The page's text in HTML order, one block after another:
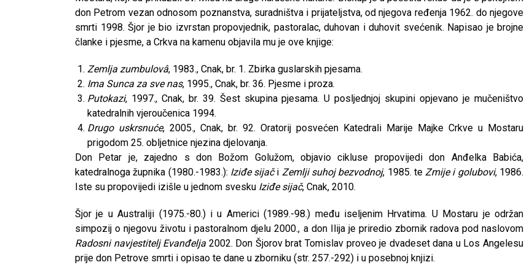
don Petrom vezan odnosom poznanstva, suradništva i prijateljstva, od njegova ređenja 1962. do njegove
smrti 1998. Šjor je bio izvrstan propovjednik, pastoralac, duhovan i duhovit svećenik. Napisao je brojne
članke i pjesme, a Crkva na kamenu objavila mu je ove knjige:
Zemlja zumbulovâ, 1983., Cnak, br. 1. Zbirka guslarskih pjesama.
Ima Sunca za sve nas, 1995., Cnak, br. 36. Pjesme i proza.
Putokazi, 1997., Cnak, br. 39. Šest skupina pjesama. U posljednjoj skupini opjevano je mučeništvo
katedralnih vjeroučenica 1994.
Drugo uskrsnuće, 2005., Cnak, br. 92. Oratorij posvećen Katedrali Marije Majke Crkve u Mostaru
prigodom 25. obljetnice njezina djelovanja.
Don Petar je, zajedno s don Božom Golužom, objavio cikluse propovijedi don Anđelka Babića,
katedralnoga župnika (1980.-1983.): Iziđe sijači Zemlji suhoj bezvodnoj, 1985. teZmije i golubovi, 1986.
Iste su propovijedi izišle u jednom svesku Iziđe sijač, Cnak, 2010.
Šjor je u Australiji (1975.-80.) i u Americi (1989.-98.) među iseljenim Hrvatima. U Mostaru je održan
simpozij o njegovu životu i pastoralnom djelu 2000., a don Ilija je priredio zbornik radova pod naslovom
Radosni navjestitelj Evanđelja 2002. Don Šjorov brat Tomislav proveo je dvadeset dana u Los Angelesu
prije don Petrove smrti i opisao te dane u zborniku (str. 257.-292) i u posebnoj knjizi.